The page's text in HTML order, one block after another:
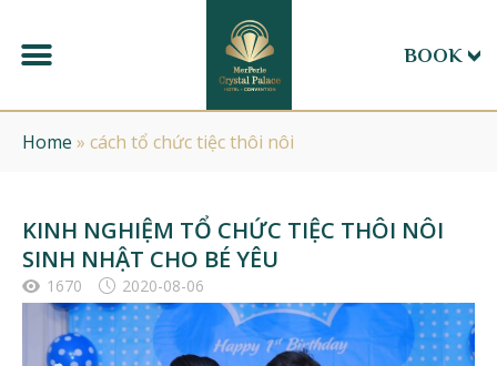
BOOK
Home » cách tổ chức tiệc thôi nôi
KINH NGHIỆM TỔ CHỨC TIỆC THÔI NÔI
SINH NHẬT CHO BÉ YÊU
1670 2020-08-06